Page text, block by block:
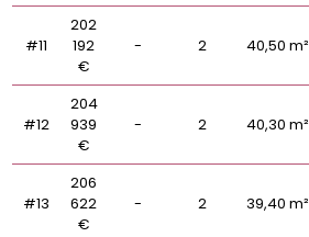
#11
202
192
€
- 2 40,50 m²
#12
204
939
€
- 2 40,30 m²
#13
206
622
€
- 2 39,40 m²